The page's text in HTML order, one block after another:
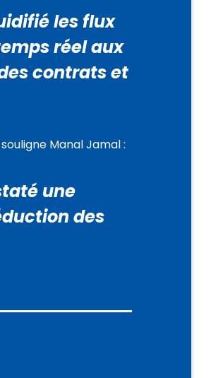
les flux
réel aux
contrats et
Manal Jamal :
une
des